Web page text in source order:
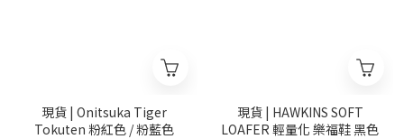
現貨 | Onitsuka Tiger
Tokuten 粉紅色 / 粉藍色
現貨 | HAWKINS SOFT
LOAFER 輕量化 樂福鞋 黑色